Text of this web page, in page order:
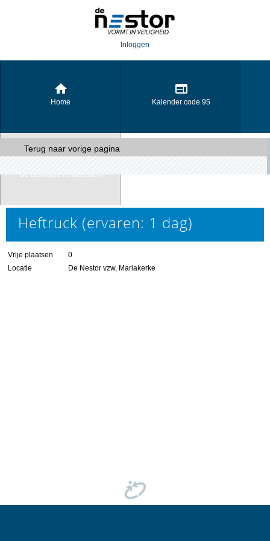
Inloggen
Home Kalender code 95
De Brandpreventiecoach
Terug naar vorige pagina
Heftruck (ervaren: 1 dag)
Vrije plaatsen
0
Locatie
De Nestor vzw, Mariakerke